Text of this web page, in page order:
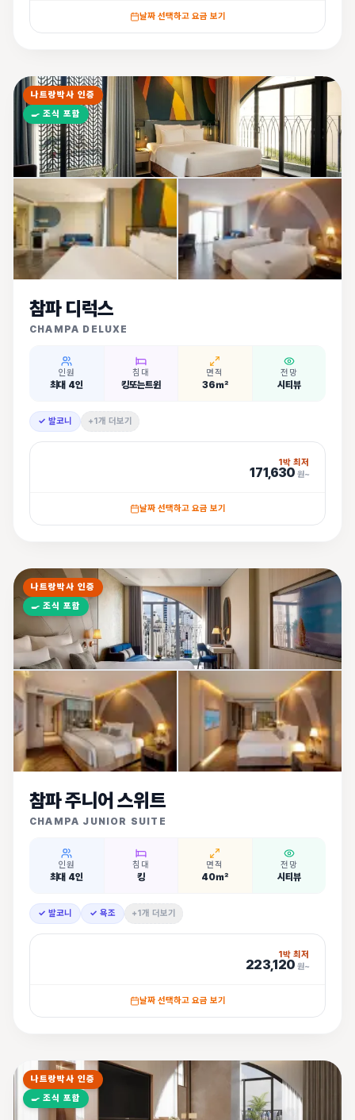
날짜 선택하고 요금 보기
나트랑박사 인증
🍳 조식 포함
참파 디럭스
CHAMPA DELUXE
인원
최대 4인
침대
킹또는트윈
면적
36㎡
전망
시티뷰
✓ 발코니 +1개 더보기
1박 최저
171,630 원~
날짜 선택하고 요금 보기
나트랑박사 인증
🍳 조식 포함
참파 주니어 스위트
CHAMPA JUNIOR SUITE
인원
최대 4인
침대
킹
면적
40㎡
전망
시티뷰
✓ 발코니 ✓ 욕조 +1개 더보기
1박 최저
223,120 원~
날짜 선택하고 요금 보기
나트랑박사 인증
🍳 조식 포함